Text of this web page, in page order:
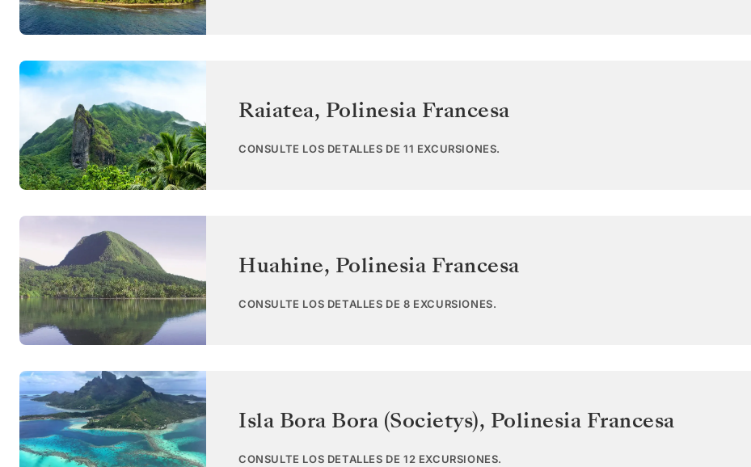
Raiatea, Polinesia Francesa
CONSULTE LOS DETALLES DE 11 EXCURSIONES.
Huahine, Polinesia Francesa
CONSULTE LOS DETALLES DE 8 EXCURSIONES.
Isla Bora Bora (Societys), Polinesia Francesa
CONSULTE LOS DETALLES DE 12 EXCURSIONES.